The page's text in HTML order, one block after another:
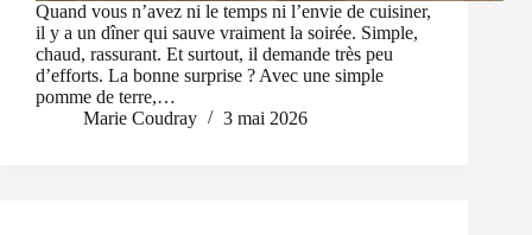
Quand vous n’avez ni le temps ni l’envie de cuisiner,
il y a un dîner qui sauve vraiment la soirée. Simple,
chaud, rassurant. Et surtout, il demande très peu
d’efforts. La bonne surprise ? Avec une simple
pomme de terre,…
Marie Coudray
3 mai 2026